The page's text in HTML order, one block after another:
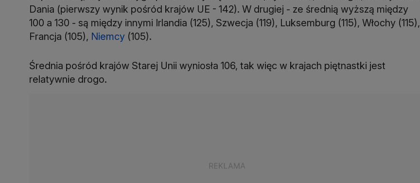
Dania (pierwszy wynik pośród krajów UE - 142). W drugiej - ze średnią wyższą między
100 a 130 - są między innymi Irlandia (125), Szwecja (119), Luksemburg (115), Włochy (115),
Francja (105), Niemcy (105).
Średnia pośród krajów Starej Unii wyniosła 106, tak więc w krajach piętnastki jest
relatywnie drogo.